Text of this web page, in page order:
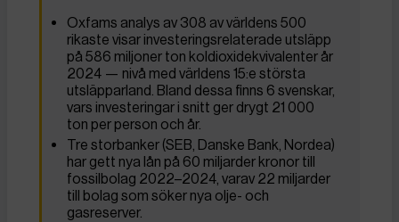
Oxfams analys av 308 av världens 500
rikaste visar investeringsrelaterade utsläpp
på 586 miljoner ton koldioxidekvivalenter år
2024 — nivå med världens 15:e största
utsläpparland. Bland dessa finns 6 svenskar,
vars investeringar i snitt ger drygt 21 000
ton per person och år.
Tre storbanker (SEB, Danske Bank, Nordea)
har gett nya lån på 60 miljarder kronor till
fossilbolag 2022–2024, varav 22 miljarder
till bolag som söker nya olje- och
gasreserver.